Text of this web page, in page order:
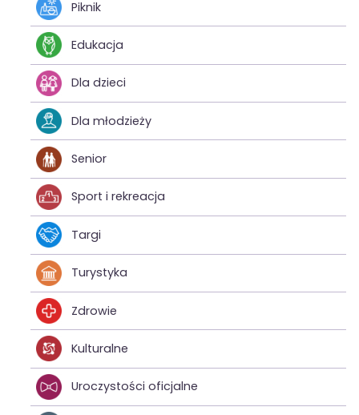
Piknik
Edukacja
Dla dzieci
Dla młodzieży
Senior
Sport i rekreacja
Targi
Turystyka
Zdrowie
Kulturalne
Uroczystości oficjalne